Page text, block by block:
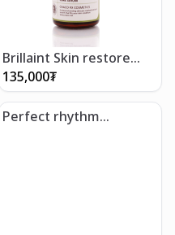
Brillaint Skin restore
EGF- Арьсыг нөхөн
сэргээх алмазан серум
50мл
135,000₮
Perfect rhythm